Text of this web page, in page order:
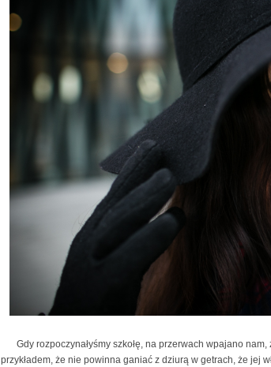
Gdy rozpoczynałyśmy szkołę, na przerwach wpajano
przykładem, że nie powinna ganiać z dziurą w getrach, że jej